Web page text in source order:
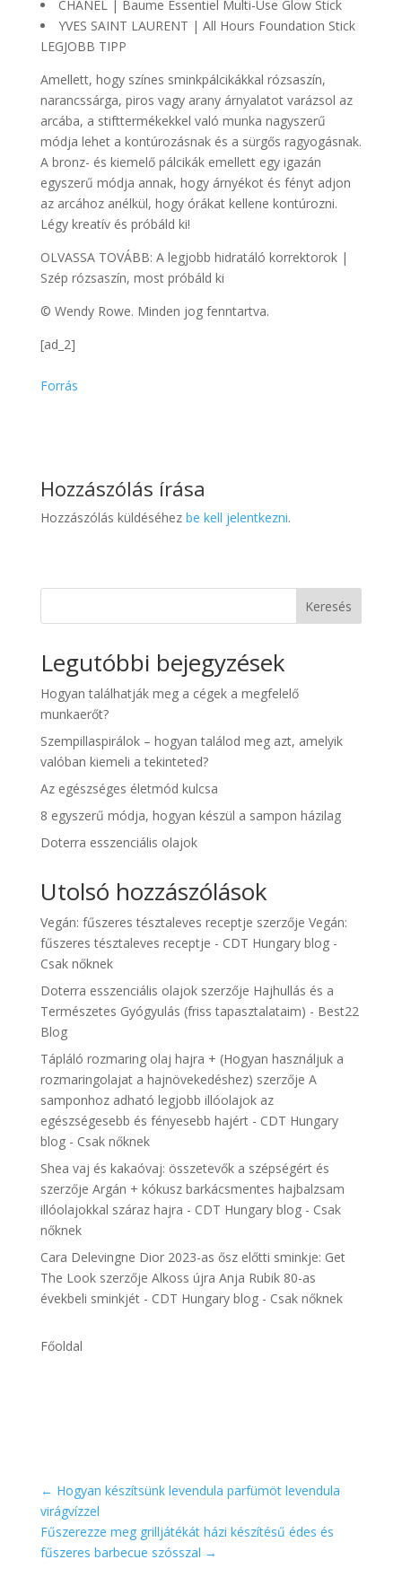
CHANEL | Baume Essentiel Multi-Use Glow Stick
YVES SAINT LAURENT | All Hours Foundation Stick
LEGJOBB TIPP
Amellett, hogy színes sminkpálcikákkal rózsaszín,
narancssárga, piros vagy arany árnyalatot varázsol az
arcába, a stifttermékekkel való munka nagyszerű
módja lehet a kontúrozásnak és a sürgős ragyogásnak.
A bronz- és kiemelő pálcikák emellett egy igazán
egyszerű módja annak, hogy árnyékot és fényt adjon
az arcához anélkül, hogy órákat kellene kontúrozni.
Légy kreatív és próbáld ki!
OLVASSA TOVÁBB: A legjobb hidratáló korrektorok |
Szép rózsaszín, most próbáld ki
© Wendy Rowe. Minden jog fenntartva.
[ad_2]
Forrás
Hozzászólás írása
Hozzászólás küldéséhez be kell jelentkezni.
Keresés
Legutóbbi bejegyzések
Hogyan találhatják meg a cégek a megfelelő
munkaerőt?
Szempillaspirálok – hogyan találod meg azt, amelyik
valóban kiemeli a tekinteted?
Az egészséges életmód kulcsa
8 egyszerű módja, hogyan készül a sampon házilag
Doterra esszenciális olajok
Utolsó hozzászólások
Vegán: fűszeres tésztaleves receptje szerzője Vegán:
fűszeres tésztaleves receptje - CDT Hungary blog -
Csak nőknek
Doterra esszenciális olajokszerzője Hajhullás és a
Természetes Gyógyulás (friss tapasztalataim) - Best22
Blog
Tápláló rozmaring olaj hajra + (Hogyan használjuk a
rozmaringolajat a hajnövekedéshez) szerzője A
samponhoz adható legjobb illóolajok az
egészségesebb és fényesebb hajért - CDT Hungary
blog - Csak nőknek
Shea vaj és kakaóvaj: összetevők a szépségért és
szerzője Argán + kókusz barkácsmentes hajbalzsam
illóolajokkal száraz hajra - CDT Hungary blog - Csak
nőknek
Cara Delevingne Dior 2023-as ősz előtti sminkje: Get
The Lookszerzője Alkoss újra Anja Rubik 80-as
évekbeli sminkjét - CDT Hungary blog - Csak nőknek
Főoldal
← Hogyan készítsünk levendula parfümöt levendula
virágvízzel
Fűszerezze meg grilljátékát házi készítésű édes és
fűszeres barbecue szósszal →